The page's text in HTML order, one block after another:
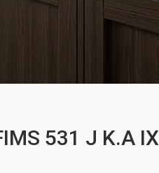
531 J K.A IX